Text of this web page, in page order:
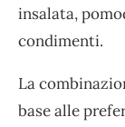
insalata,
condimenti.
La
base alle